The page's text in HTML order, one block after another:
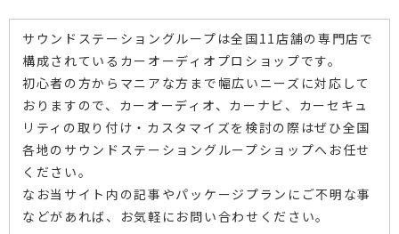
サウンドステーショングループは全国11店舗の専門店で
構成されているカーオーディオプロショップです。
初心者の方からマニアな方まで幅広いニーズに対応して
おりますので、カーオーディオ、カーナビ、カーセキュ
リティの取り付け・カスタマイズを検討の際はぜひ全国
各地のサウンドステーショングループショップへお任せ
ください。
なお当サイト内の記事やパッケージプランにご不明な事
などがあれば、お気軽にお問い合わせください。